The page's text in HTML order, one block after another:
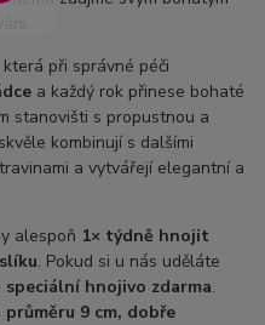
při správné péči
a každý rok přinese bohaté
stanovišti s propustnou a
kombinují s dalšími
a vytvářejí elegantní a
alespoň 1× týdně hnojit
. Pokud si u nás uděláte
speciální hnojivo zdarma.
9 cm, dobře